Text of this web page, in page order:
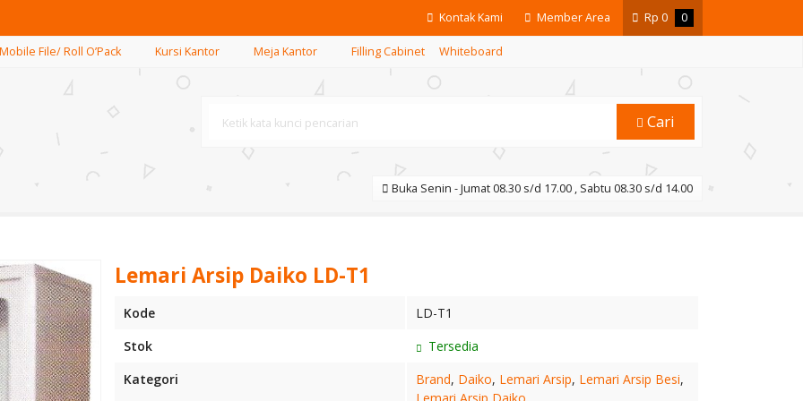
Kontak Kami Member Area Rp 0 0
Mobile File/ Roll O’Pack Kursi Kantor Meja Kantor Filling Cabinet Whiteboard
Cari
Buka Senin - Jumat 08.30 s/d 17.00 , Sabtu 08.30 s/d 14.00
Lemari Arsip Daiko LD-T1
Kode
LD-T1
Stok
Tersedia
Kategori
Brand, Daiko, Lemari Arsip, Lemari Arsip Besi,